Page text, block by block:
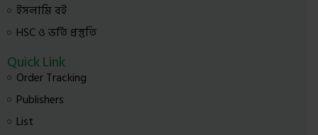
ইসলামি বই
HSC ও ভর্তি প্রস্তুতি
Quick Link
Order Tracking
Publishers
List